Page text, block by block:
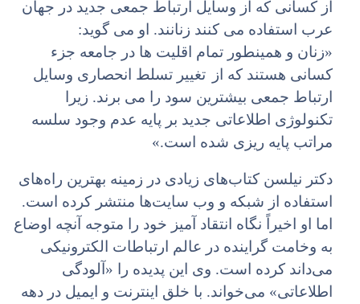
از کسانى که از وسایل ارتباط جمعى جدید در جهان
عرب استفاده مى کنند زنانند. او مى گوید:
«زنان و همینطور تمام اقلیت ها در جامعه جزء
کسانى هستند که از
تغییر تسلط انحصارى وسایل
ارتباط جمعى بیشترین سود را مى برند. زیرا
تکنولوژى اطلاعاتى جدید بر پایه عدم وجود سلسه
مراتب پایه ریزى شده است.»
دکتر نیلسن کتاب‌هاى زیادى در زمینه بهترین راه‌هاى
استفاده از شبکه و وب سایت‌ها منتشر کرده است.
اما او اخیراً نگاه انتقاد آمیز خود را متوجه آنچه اوضاع
به وخامت گراینده در عالم ارتباطات الکترونیکى
مى‌داند کرده است. وى این پدیده را «آلودگى
اطلاعاتى» مى‌خواند. با خلق اینترنت و ایمیل در دهه